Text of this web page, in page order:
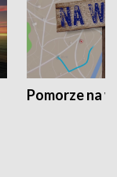
Pomorze na